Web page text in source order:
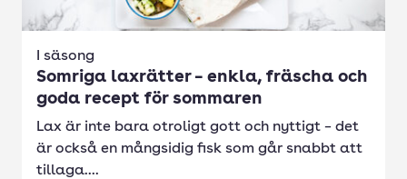
I säsong
Somriga laxrätter – enkla, fräscha och
goda recept för sommaren
Lax är inte bara otroligt gott och nyttigt – det
är också en mångsidig fisk som går snabbt att
tillaga....